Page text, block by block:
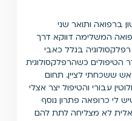
ברפואה ותואר שני
המשלימה דווקא דרך
בגלל כאבי
הטיפולים כשהרפלקסולוגית
ששכחתי לציין. תחום
עבורי והטיפול יצר אצלי
לי כרופאה פתרון נוסף
לא מצליחה לתת להם